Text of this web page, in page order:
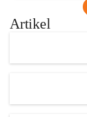
Artikel